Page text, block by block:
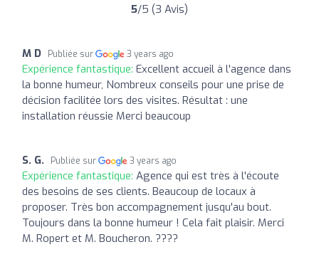
5/5 (3 Avis)
M D Publiée sur 3 years ago
Expérience fantastique: Excellent accueil à l'agence dans
la bonne humeur, Nombreux conseils pour une prise de
décision facilitée lors des visites. Résultat : une
installation réussie Merci beaucoup
S. G. Publiée sur 3 years ago
Expérience fantastique: Agence qui est très à l'écoute
des besoins de ses clients. Beaucoup de locaux à
proposer. Très bon accompagnement jusqu'au bout.
Toujours dans la bonne humeur ! Cela fait plaisir. Merci
M. Ropert et M. Boucheron. ????